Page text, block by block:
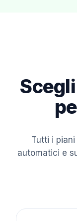
Tutti i
automatici e